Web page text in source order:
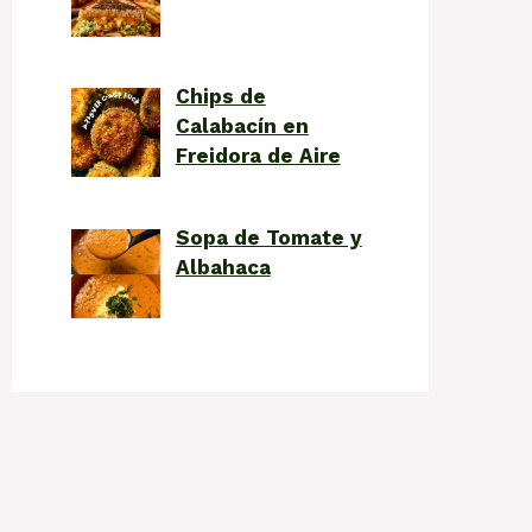
Chips de
Calabacín en
Freidora de Aire
Sopa de Tomate y
Albahaca